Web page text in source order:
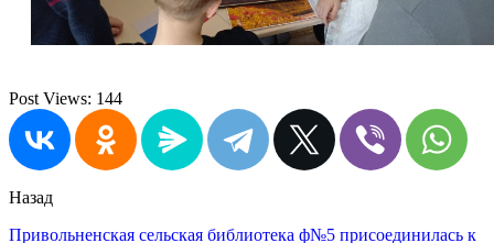
Post Views: 144
Назад
Привольненская сельская библиотека ф№5 присоединилась к